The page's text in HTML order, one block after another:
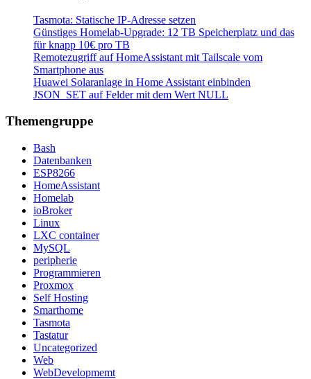
Tasmota: Statische IP-Adresse setzen
Günstiges Homelab-Upgrade: 12 TB Speicherplatz und das
für knapp 10€ pro TB
Remotezugriff auf HomeAssistant mit Tailscale vom
Smartphone aus
Huawei Solaranlage in Home Assistant einbinden
JSON_SET auf Felder mit dem Wert NULL
Themengruppe
Bash
Datenbanken
ESP8266
HomeAssistant
Homelab
ioBroker
Linux
LXC container
MySQL
peripherie
Programmieren
Proxmox
Self Hosting
Smarthome
Tasmota
Tastatur
Uncategorized
Web
WebDevelopmemt